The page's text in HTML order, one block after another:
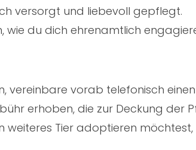
versorgt und liebevoll gepflegt.
wie du dich ehrenamtlich
vereinbare vorab telefonisch einen
erhoben, die zur Deckung der
weiteres Tier adoptieren